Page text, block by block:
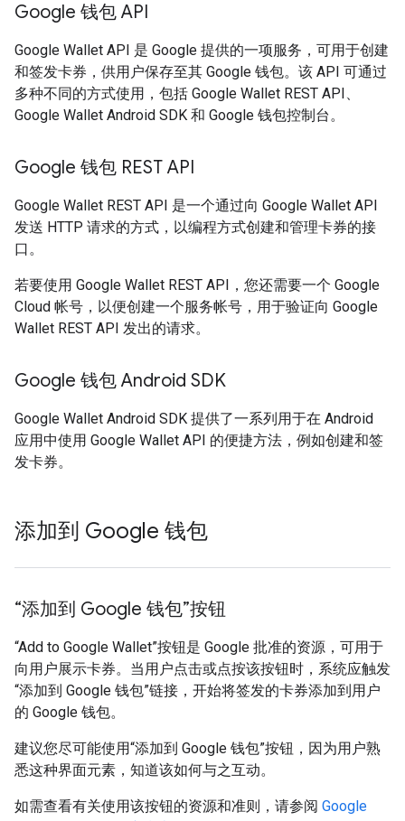
Google 钱包 API
Google Wallet API 是 Google 提供的一项服务，可用于创建
和签发卡券，供用户保存至其 Google 钱包。该 API 可通过
多种不同的方式使用，包括 Google Wallet REST API、
Google Wallet Android SDK 和 Google 钱包控制台。
Google 钱包 REST API
Google Wallet REST API 是一个通过向 Google Wallet API
发送 HTTP 请求的方式，以编程方式创建和管理卡券的接
口。
若要使用 Google Wallet REST API，您还需要一个 Google
Cloud 帐号，以便创建一个服务帐号，用于验证向 Google
Wallet REST API 发出的请求。
Google 钱包 Android SDK
Google Wallet Android SDK 提供了一系列用于在 Android
应用中使用 Google Wallet API 的便捷方法，例如创建和签
发卡券。
添加到 Google 钱包
“添加到 Google 钱包”按钮
“Add to Google Wallet”按钮是 Google 批准的资源，可用于
向用户展示卡券。当用户点击或点按该按钮时，系统应触发
“添加到 Google 钱包”链接，开始将签发的卡券添加到用户
的 Google 钱包。
建议您尽可能使用“添加到 Google 钱包”按钮，因为用户熟
悉这种界面元素，知道该如何与之互动。
如需查看有关使用该按钮的资源和准则，请参阅 Google